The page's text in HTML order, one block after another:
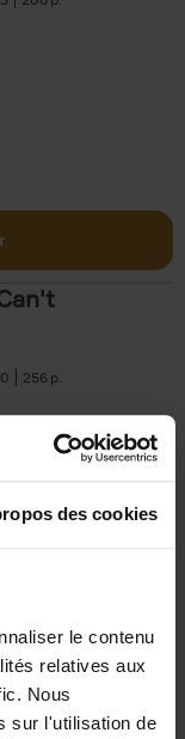
des cookies
le contenu
relatives aux
Nous
sur l'utilisation de
256
= Building
Feyter
Carolien Boom
200